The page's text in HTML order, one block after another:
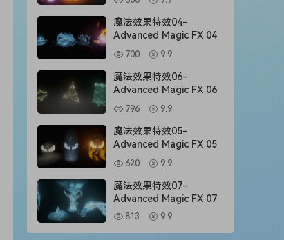
魔法效果特效04-
Advanced Magic FX 04
700 9.9
魔法效果特效06-
Advanced Magic FX 06
796 9.9
魔法效果特效05-
Advanced Magic FX 05
620 9.9
魔法效果特效07-
Advanced Magic FX 07
813 9.9